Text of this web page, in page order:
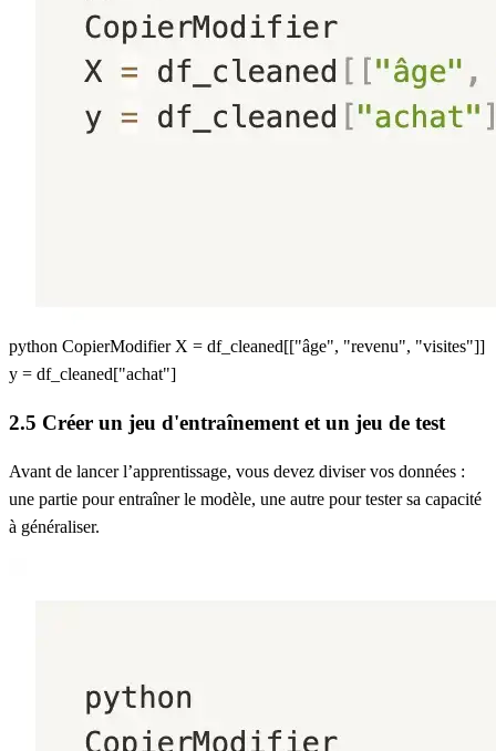
python CopierModifier X = df_cleaned[["âge", "revenu", "visites"]]
y = df_cleaned["achat"]
2.5 Créer un jeu d'entraînement et un jeu de test
Avant de lancer l’apprentissage, vous devez diviser vos données :
une partie pour entraîner le modèle, une autre pour tester sa capacité
à généraliser.